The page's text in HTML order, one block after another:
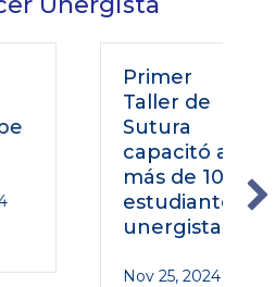
Primer
Taller de
Sutura
capacitó a
más de 100
estudiantes
unergistas
Nov 25, 2024